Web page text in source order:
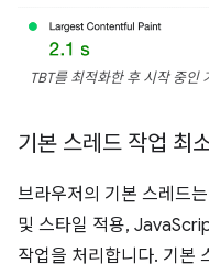
TBT를 최적화한 후 시작 중인
기본 스레드 작업 최
브라우저의 기본 스레드
및 스타일 적용,
작업을 처리합니다. 기본